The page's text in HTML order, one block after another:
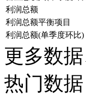
利润总额
利润总额平衡项目
利润总额(单季度环比)
更多数
热门数据